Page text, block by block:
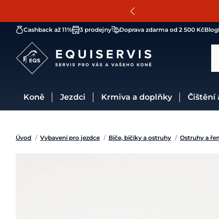
Cashback až 11% 3 prodejny Doprava zdarma od 2 500 KčBlog
Koně Jezdci Krmiva a doplňky
Úvod / Vybavení pro jezdce / Biče, bičíky a ostruhy / Ostruhy a